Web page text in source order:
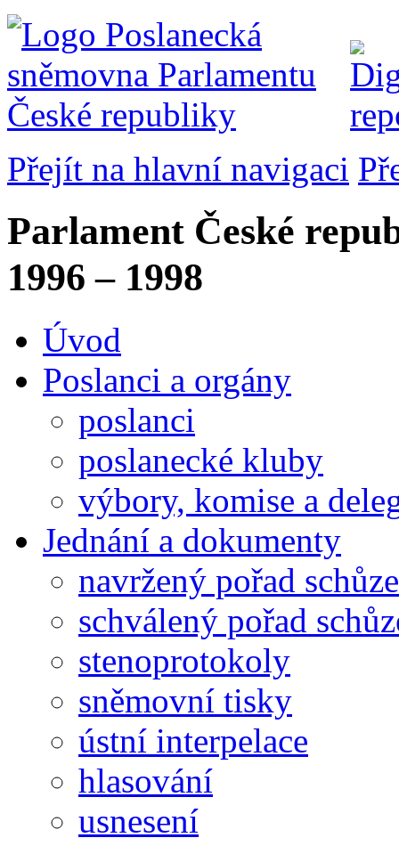
Přejít na hlavní navigaci
Parlament České
1996 – 1998
Úvod
Poslanci a orgány
poslanci
poslanecké kluby
výbory, komise a
Jednání a dokumenty
navržený pořad schůze
schválený pořad
stenoprotokoly
sněmovní tisky
ústní interpelace
hlasování
usnesení